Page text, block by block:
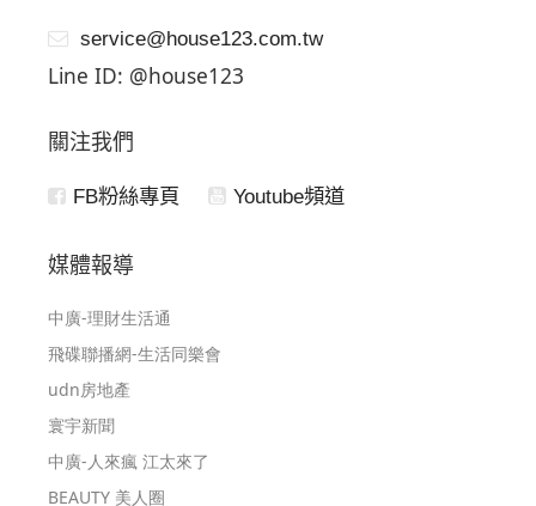
service@house123.com.tw
Line ID: @house123
關注我們
FB粉絲專頁 Youtube頻道
媒體報導
中廣-理財生活通
飛碟聯播網-生活同樂會
udn房地產
寰宇新聞
中廣-人來瘋 江太來了
BEAUTY 美人圈